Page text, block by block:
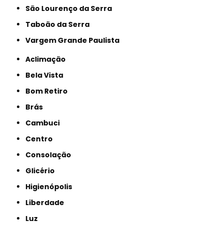
São Lourenço da Serra
Taboão da Serra
Vargem Grande Paulista
Aclimação
Bela Vista
Bom Retiro
Brás
Cambuci
Centro
Consolação
Glicério
Higienópolis
Liberdade
Luz